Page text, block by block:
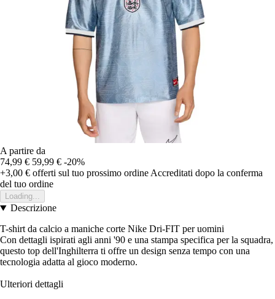
A partire da
74,99 € 59,99 € -20%
+3,00 € offerti sul tuo prossimo ordine Accreditati dopo la conferma
del tuo ordine
Loading...
Descrizione
T-shirt da calcio a maniche corte Nike Dri-FIT per uomini
Con dettagli ispirati agli anni '90 e una stampa specifica per la squadra,
questo top dell'Inghilterra ti offre un design senza tempo con una
tecnologia adatta al gioco moderno.
Ulteriori dettagli